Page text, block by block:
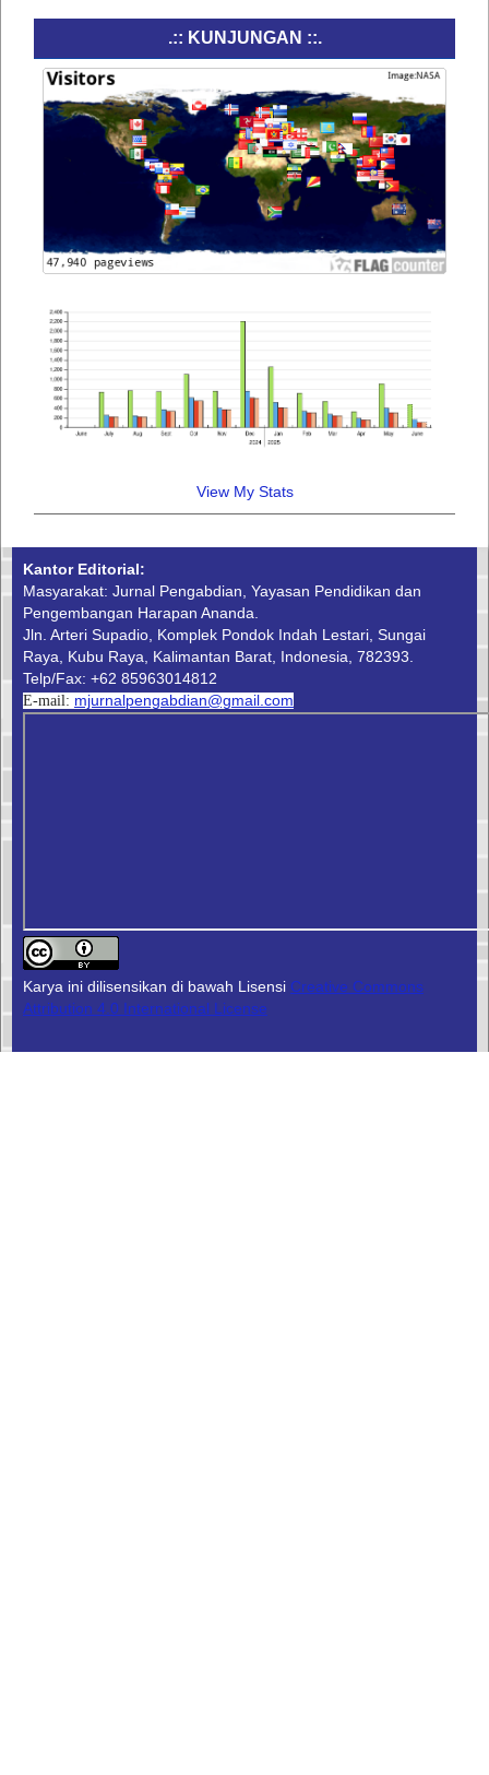
.:: KUNJUNGAN ::.
View My Stats
Kantor Editorial:
Masyarakat: Jurnal Pengabdian, Yayasan Pendidikan dan
Pengembangan Harapan Ananda.
Jln. Arteri Supadio, Komplek Pondok Indah Lestari, Sungai
Raya, Kubu Raya, Kalimantan Barat, Indonesia, 782393.
Telp/Fax: +62 85963014812
E-mail: mjurnalpengabdian@gmail.com
Karya ini dilisensikan di bawah Lisensi Creative Commons
Attribution 4.0 International License